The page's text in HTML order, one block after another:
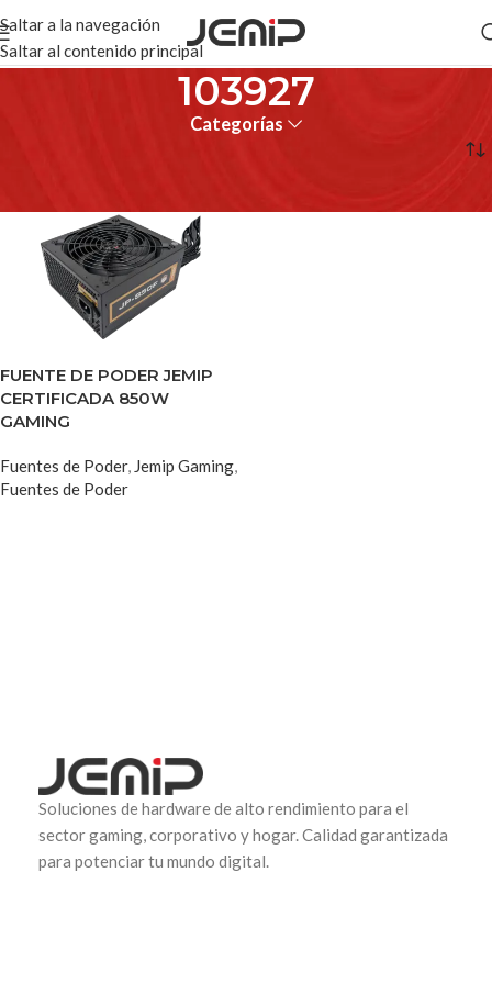
Saltar a la navegación
Saltar al contenido principal
103927
Categorías
FUENTE DE PODER JEMIP
CERTIFICADA 850W
GAMING
Fuentes de Poder, Jemip Gaming,
Fuentes de Poder
Soluciones de hardware de alto rendimiento para el
sector gaming, corporativo y hogar. Calidad garantizada
para potenciar tu mundo digital.